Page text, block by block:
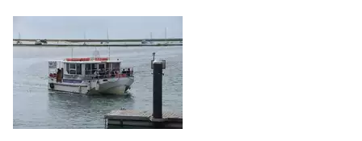
Massengutfrachter / bulk carrier
C
M